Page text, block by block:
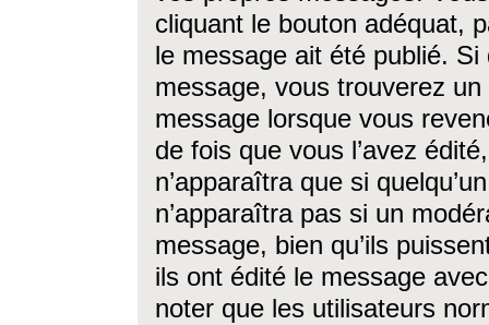
cliquant le bouton adéquat,
le message ait été publié. Si
message, vous trouverez
message lorsque vous
de fois que vous l’avez
n’apparaîtra que si
n’apparaîtra pas si un
message, bien qu’ils
ils ont édité le message
noter que les utilisateurs